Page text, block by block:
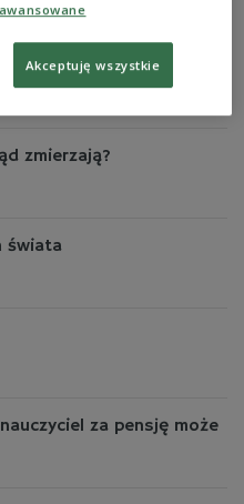
Europę
zmierzają?
świata
za pensję może
Akceptuję wszystkie